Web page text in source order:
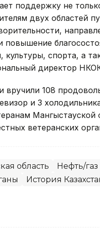
поддержку не
двух областей
повышение
культуры, спорта, а
директор
вручили 108
и 3
Мангыстауской
ветеранских
область
Нефть/газ
История